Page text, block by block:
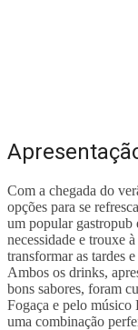
Com a chegada do
opções para se
um popular gastropub
necessidade e trouxe
transformar as tardes
Ambos os drinks,
bons sabores, foram
Fogaça e pelo
uma combinação